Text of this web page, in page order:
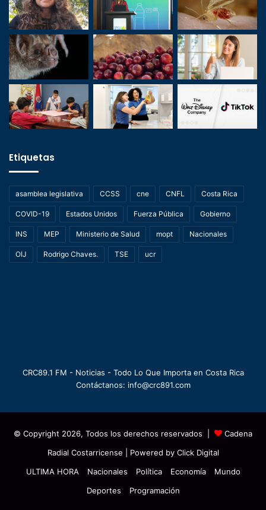
Etiquetas
asamblea legislativa CCSS cne CNFL Costa Rica
COVID-19 Estados Unidos Fuerza Pública Gobierno
INS MEP Ministerio de Salud mopt Nacionales
OIJ Rodrigo Chaves. TSE ucr
CRC89.1 FM - Noticias - Todo Lo Que Importa en Costa Rica
Contáctanos: info@crc891.com
© Copyright 2026, Todos los derechos reservados |
Cadena
Radial Costarricense | Powered by Click Digital
ULTIMA HORA
Nacionales Política Economía
Mundo
Deportes
Programación